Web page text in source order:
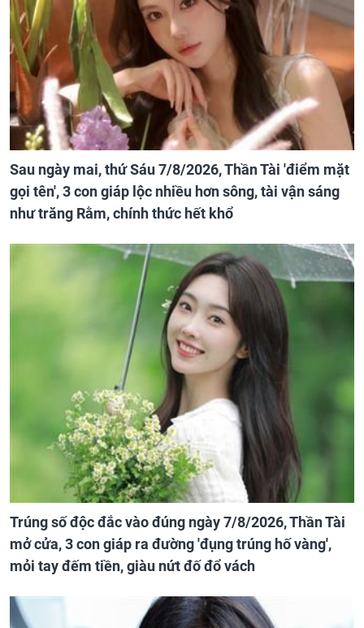
Sau ngày mai, thứ Sáu 7/8/2026, Thần Tài 'điểm mặt
gọi tên', 3 con giáp lộc nhiều hơn sông, tài vận sáng
như trăng Rằm, chính thức hết khổ
Trúng số độc đắc vào đúng ngày 7/8/2026, Thần Tài
mở cửa, 3 con giáp ra đường 'đụng trúng hố vàng',
mỏi tay đếm tiền, giàu nứt đố đổ vách